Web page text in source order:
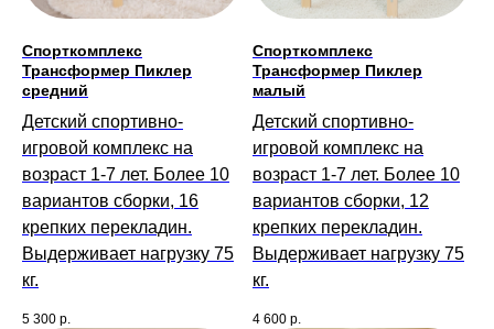
Спорткомплекс
Трансформер Пиклер
средний
Детский спортивно-
игровой комплекс на
возраст 1-7 лет. Более 10
вариантов сборки, 16
крепких перекладин.
Выдерживает нагрузку 75
кг.
5 300 р.
Спорткомплекс
Трансформер Пиклер
малый
Детский спортивно-
игровой комплекс на
возраст 1-7 лет. Более 10
вариантов сборки, 12
крепких перекладин.
Выдерживает нагрузку 75
кг.
4 600 р.